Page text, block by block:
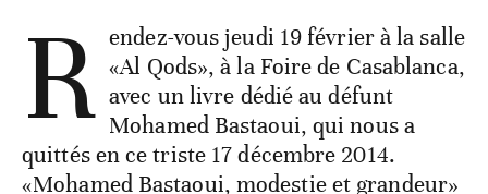
R endez-vous jeudi 19 février à la salle
«Al Qods», à la Foire de Casablanca,
avec un livre dédié au défunt
Mohamed Bastaoui, qui nous a
quittés en ce triste 17 décembre 2014.
«Mohamed Bastaoui, modestie et grandeur»